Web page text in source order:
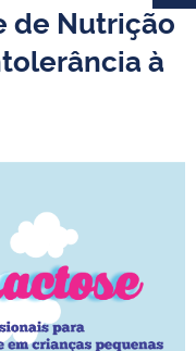
de Nutrição
à